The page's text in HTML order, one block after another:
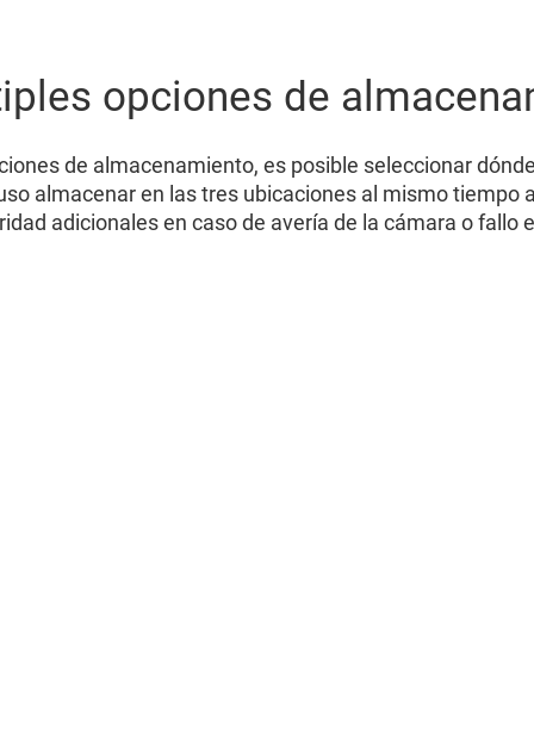
opciones de
de almacenamiento, es posible seleccionar
almacenar en las tres ubicaciones al mismo tiempo
adicionales en caso de avería de la cámara o fallo